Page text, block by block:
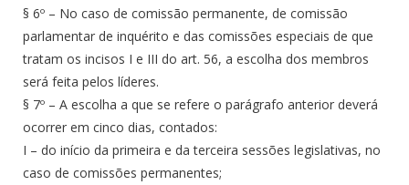
§ 6º – No caso de comissão permanente, de comissão
parlamentar de inquérito e das comissões especiais de que
tratam os incisos I e III do art. 56, a escolha dos membros
será feita pelos líderes.
§ 7º – A escolha a que se refere o parágrafo anterior deverá
ocorrer em cinco dias, contados:
I – do início da primeira e da terceira sessões legislativas, no
caso de comissões permanentes;